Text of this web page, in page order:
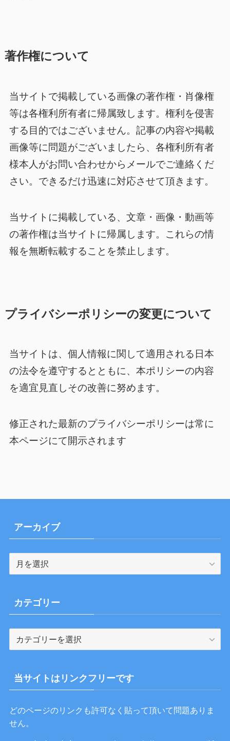
著作権について
当サイトで掲載している画像の著作権・肖像権
等は各権利所有者に帰属致します。権利を侵害
する目的ではございません。記事の内容や掲載
画像等に問題がございましたら、各権利所有者
様本人がお問い合わせからメールでご連絡くだ
さい。できるだけ迅速に対応させて頂きます。
当サイトに掲載している、文章・画像・動画等
の著作権は当サイトに帰属します。これらの情
報を無断転載することを禁止します。
プライバシーポリシーの変更について
当サイトは、個人情報に関して適用される日本
の法令を遵守するとともに、本ポリシーの内容
を適宜見直しその改善に努めます。
修正された最新のプライバシーポリシーは常に
本ページにて開示されます
アーカイブ
ブ
カテゴリー
リ
当サイトはリンクフリーです
どのページのリンクも許可なく貼って頂いて問題ありま
せん。